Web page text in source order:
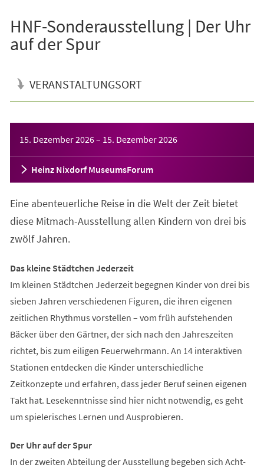
HNF-Sonderausstellung | Der Uhr
auf der Spur
VERANSTALTUNGSORT
15. Dezember 2026– 15. Dezember 2026
Heinz Nixdorf MuseumsForum
Eine abenteuerliche Reise in die Welt der Zeit bietet
diese Mitmach-Ausstellung allen Kindern von drei bis
zwölf Jahren.
Das kleine Städtchen Jederzeit
Im kleinen Städtchen Jederzeit begegnen Kinder von drei bis
sieben Jahren verschiedenen Figuren, die ihren eigenen
zeitlichen Rhythmus vorstellen – vom früh aufstehenden
Bäcker über den Gärtner, der sich nach den Jahreszeiten
richtet, bis zum eiligen Feuerwehrmann. An 14 interaktiven
Stationen entdecken die Kinder unterschiedliche
Zeitkonzepte und erfahren, dass jeder Beruf seinen eigenen
Takt hat. Lesekenntnisse sind hier nicht notwendig, es geht
um spielerisches Lernen und Ausprobieren.
Der Uhr auf der Spur
In der zweiten Abteilung der Ausstellung begeben sich Acht-